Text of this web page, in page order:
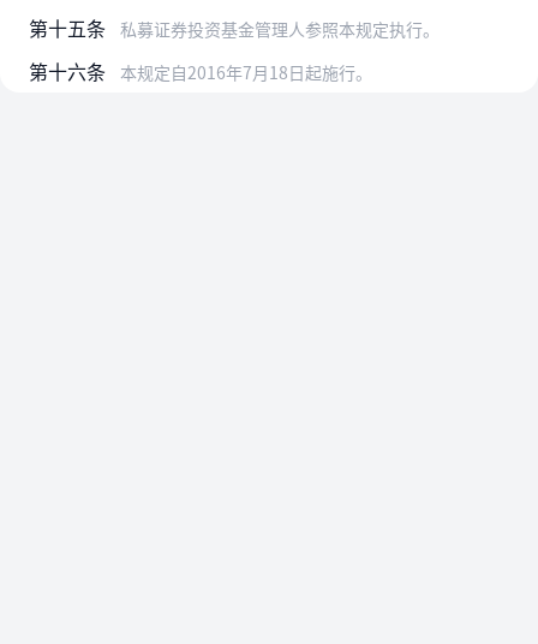
第十五条 私募证券投资基金管理人参照本规定执行。
第十六条 本规定自2016年7月18日起施行。